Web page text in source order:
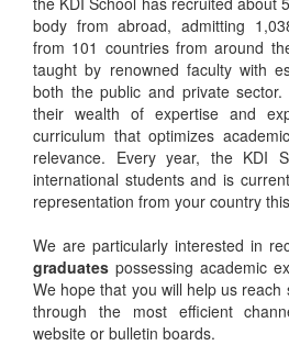
body from abroad, admitting
from 101 countries from around
taught by renowned faculty with
both the public and private
their wealth of expertise and
curriculum that optimizes
relevance. Every year, the KDI
international students and is
representation from your country
We are particularly interested in
graduates possessing academic
We hope that you will help us
through the most efficient
website or bulletin boards.